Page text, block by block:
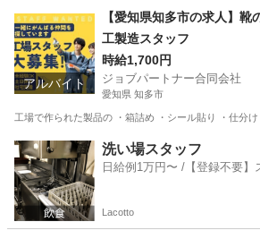
工場 個室
アルバイト
【愛知県知多市の求人】靴
工製造スタッフ
時給1,700円
ジョブパートナー合同会社
愛知県 知多市
工場で作られた製品の ・箱詰め ・シール貼り ・仕分
愛知 知多市 工場 個室
洗い場スタッフ
日給例1万円〜 /【登録不要】
Lacotto